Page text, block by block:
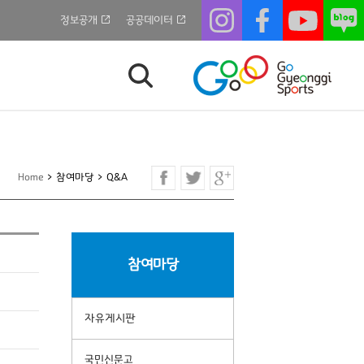
정보공개 공공데이터
Home > 참여마당 > Q&A
참여마당
자유게시판
국민신문고